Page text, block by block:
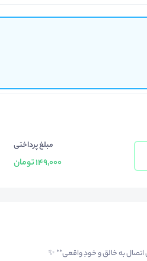
مبلغ پرداختی
149,000 تومان
به خالق و خودِ واقعی** ✨